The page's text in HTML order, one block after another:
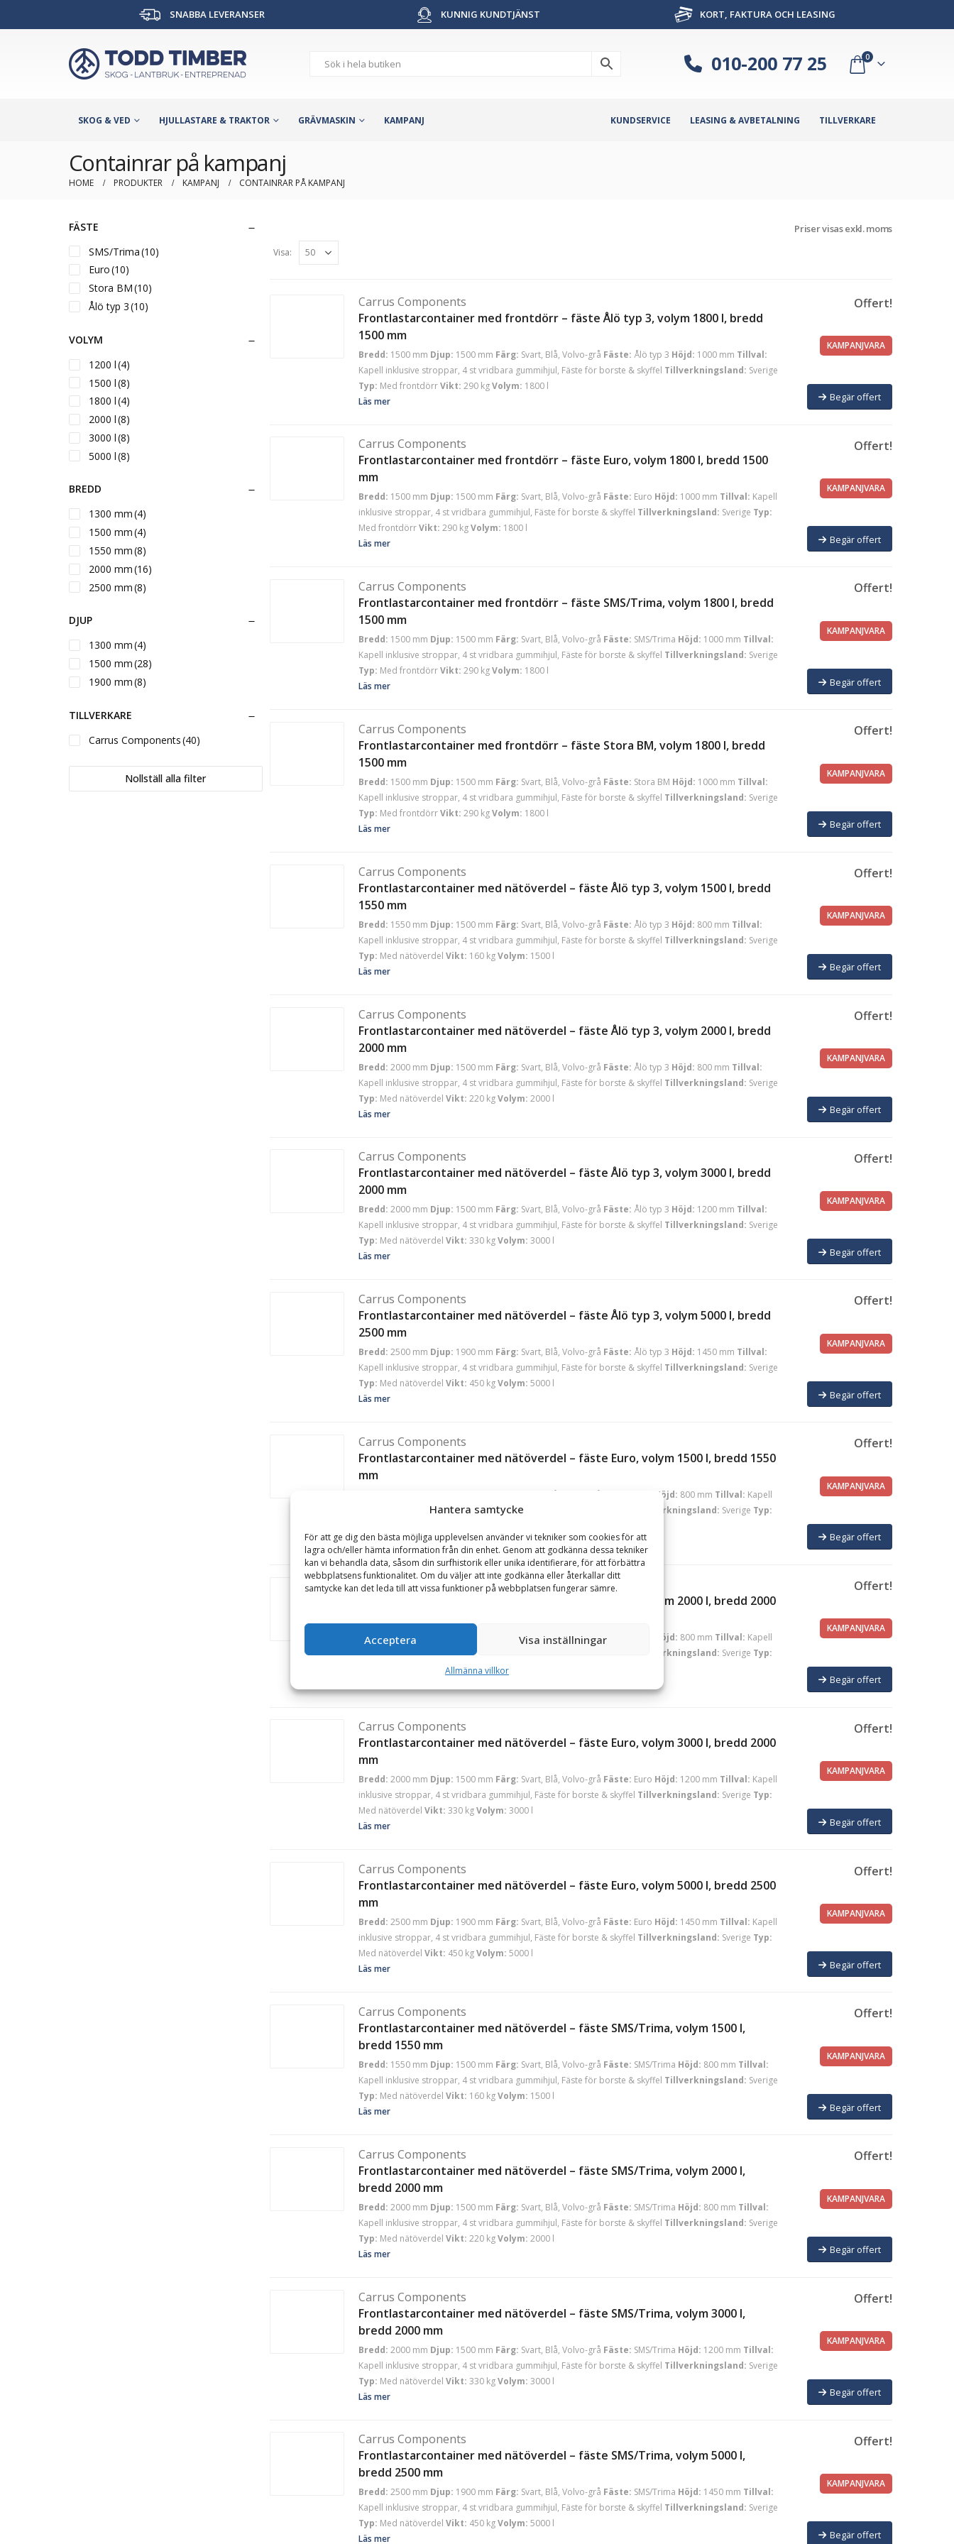
Hantera samtycke
För att ge dig den bästa möjliga upplevelsen använder vi tekniker som cookies för att
lagra och/eller hämta information från din enhet. Genom att godkänna dessa tekniker
kan vi behandla data, såsom din surfhistorik eller unika identifierare, för att förbättra
webbplatsens funktionalitet. Om du väljer att inte godkänna eller återkallar ditt
samtycke kan det leda till att vissa funktioner på webbplatsen fungerar sämre.
Acceptera Visa inställningar
Allmänna villkor
SNABBA LEVERANSER KUNNIG KUNDTJÄNST KORT, FAKTURA OCH LEASING
010-200 77 25 0
SKOG & VED HJULLASTARE & TRAKTOR GRÄVMASKIN KAMPANJ KUNDSERVICE LEASING & AVBETALNING TILLVERKARE
Containrar på kampanj
HOME PRODUKTER KAMPANJ CONTAINRAR PÅ KAMPANJ
FÄSTE
SMS/Trima(10)
Euro(10)
Stora BM(10)
Ålö typ 3(10)
VOLYM
1200 l(4)
1500 l(8)
1800 l(4)
2000 l(8)
3000 l(8)
5000 l(8)
BREDD
1300 mm(4)
1500 mm(4)
1550 mm(8)
2000 mm(16)
2500 mm(8)
DJUP
1300 mm(4)
1500 mm(28)
1900 mm(8)
TILLVERKARE
Carrus Components(40)
Nollställ alla filter
Priser visas exkl. moms
Visa:
Carrus Components
Frontlastarcontainer med frontdörr – fäste Ålö typ 3, volym 1800 l, bredd
1500 mm
Bredd: 1500 mm Djup: 1500 mm Färg: Svart, Blå, Volvo-grå Fäste: Ålö typ 3 Höjd: 1000 mm Tillval:
Kapell inklusive stroppar, 4 st vridbara gummihjul, Fäste för borste & skyffel Tillverkningsland: Sverige
Typ: Med frontdörrVikt: 290 kgVolym: 1800 l
Läs mer
Offert!
KAMPANJVARA
Begär offert
Carrus Components
Frontlastarcontainer med frontdörr – fäste Euro, volym 1800 l, bredd 1500
mm
Bredd: 1500 mm Djup: 1500 mm Färg: Svart, Blå, Volvo-grå Fäste: Euro Höjd: 1000 mm Tillval: Kapell
inklusive stroppar, 4 st vridbara gummihjul, Fäste för borste & skyffel Tillverkningsland: Sverige Typ:
Med frontdörrVikt: 290 kgVolym: 1800 l
Läs mer
Offert!
KAMPANJVARA
Begär offert
Carrus Components
Frontlastarcontainer med frontdörr – fäste SMS/Trima, volym 1800 l, bredd
1500 mm
Bredd: 1500 mm Djup: 1500 mm Färg: Svart, Blå, Volvo-grå Fäste: SMS/Trima Höjd: 1000 mm Tillval:
Kapell inklusive stroppar, 4 st vridbara gummihjul, Fäste för borste & skyffel Tillverkningsland: Sverige
Typ: Med frontdörrVikt: 290 kgVolym: 1800 l
Läs mer
Offert!
KAMPANJVARA
Begär offert
Carrus Components
Frontlastarcontainer med frontdörr – fäste Stora BM, volym 1800 l, bredd
1500 mm
Bredd: 1500 mm Djup: 1500 mm Färg: Svart, Blå, Volvo-grå Fäste: Stora BM Höjd: 1000 mm Tillval:
Kapell inklusive stroppar, 4 st vridbara gummihjul, Fäste för borste & skyffel Tillverkningsland: Sverige
Typ: Med frontdörrVikt: 290 kgVolym: 1800 l
Läs mer
Offert!
KAMPANJVARA
Begär offert
Carrus Components
Frontlastarcontainer med nätöverdel – fäste Ålö typ 3, volym 1500 l, bredd
1550 mm
Bredd: 1550 mm Djup: 1500 mm Färg: Svart, Blå, Volvo-grå Fäste: Ålö typ 3 Höjd: 800 mm Tillval:
Kapell inklusive stroppar, 4 st vridbara gummihjul, Fäste för borste & skyffel Tillverkningsland: Sverige
Typ: Med nätöverdel Vikt: 160 kgVolym: 1500 l
Läs mer
Offert!
KAMPANJVARA
Begär offert
Carrus Components
Frontlastarcontainer med nätöverdel – fäste Ålö typ 3, volym 2000 l, bredd
2000 mm
Bredd: 2000 mm Djup: 1500 mm Färg: Svart, Blå, Volvo-grå Fäste: Ålö typ 3 Höjd: 800 mm Tillval:
Kapell inklusive stroppar, 4 st vridbara gummihjul, Fäste för borste & skyffel Tillverkningsland: Sverige
Typ: Med nätöverdel Vikt: 220 kgVolym: 2000 l
Läs mer
Offert!
KAMPANJVARA
Begär offert
Carrus Components
Frontlastarcontainer med nätöverdel – fäste Ålö typ 3, volym 3000 l, bredd
2000 mm
Bredd: 2000 mm Djup: 1500 mm Färg: Svart, Blå, Volvo-grå Fäste: Ålö typ 3 Höjd: 1200 mm Tillval:
Kapell inklusive stroppar, 4 st vridbara gummihjul, Fäste för borste & skyffel Tillverkningsland: Sverige
Typ: Med nätöverdel Vikt: 330 kgVolym: 3000 l
Läs mer
Offert!
KAMPANJVARA
Begär offert
Carrus Components
Frontlastarcontainer med nätöverdel – fäste Ålö typ 3, volym 5000 l, bredd
2500 mm
Bredd: 2500 mm Djup: 1900 mm Färg: Svart, Blå, Volvo-grå Fäste: Ålö typ 3 Höjd: 1450 mm Tillval:
Kapell inklusive stroppar, 4 st vridbara gummihjul, Fäste för borste & skyffel Tillverkningsland: Sverige
Typ: Med nätöverdel Vikt: 450 kgVolym: 5000 l
Läs mer
Offert!
KAMPANJVARA
Begär offert
Carrus Components
Frontlastarcontainer med nätöverdel – fäste Euro, volym 1500 l, bredd 1550
mm
Svart, Blå, Volvo-grå Höjd: 800 mm Tillval: Kapell
inklusive stroppar, 4 st vridbara gummihjul, Fäste för borste & skyffel
Tillverkningsland: Sverige Typ:
Läs mer
Offert!
KAMPANJVARA
Begär offert
Carrus Components
Frontlastarcontainer med nätöverdel – fäste Euro, volym 2000 l, bredd 2000
Bredd:2000 mm Svart, Blå, Volvo-gråFäste: Höjd: 800 mm Tillval: Kapell
inklusive stroppar, 4 st vridbara gummihjul, Fäste för borste & skyffel
Tillverkningsland: Sverige Typ:
220 kgVolym:2000 l
Offert!
KAMPANJVARA
Begär offert
Carrus Components
Frontlastarcontainer med nätöverdel – fäste Euro, volym 3000 l, bredd 2000
mm
Bredd: 2000 mm Djup: 1500 mm Färg: Svart, Blå, Volvo-grå Fäste: Euro Höjd: 1200 mm Tillval: Kapell
inklusive stroppar, 4 st vridbara gummihjul, Fäste för borste & skyffel Tillverkningsland: Sverige Typ:
Med nätöverdel Vikt: 330 kgVolym: 3000 l
Läs mer
Offert!
KAMPANJVARA
Begär offert
Carrus Components
Frontlastarcontainer med nätöverdel – fäste Euro, volym 5000 l, bredd 2500
mm
Bredd: 2500 mm Djup: 1900 mm Färg: Svart, Blå, Volvo-grå Fäste: Euro Höjd: 1450 mm Tillval: Kapell
inklusive stroppar, 4 st vridbara gummihjul, Fäste för borste & skyffel Tillverkningsland: Sverige Typ:
Med nätöverdel Vikt: 450 kgVolym: 5000 l
Läs mer
Offert!
KAMPANJVARA
Begär offert
Carrus Components
Frontlastarcontainer med nätöverdel – fäste SMS/Trima, volym 1500 l,
bredd 1550 mm
Bredd: 1550 mm Djup: 1500 mm Färg: Svart, Blå, Volvo-grå Fäste: SMS/Trima Höjd: 800 mm Tillval:
Kapell inklusive stroppar, 4 st vridbara gummihjul, Fäste för borste & skyffel Tillverkningsland: Sverige
Typ: Med nätöverdel Vikt: 160 kgVolym: 1500 l
Läs mer
Offert!
KAMPANJVARA
Begär offert
Carrus Components
Frontlastarcontainer med nätöverdel – fäste SMS/Trima, volym 2000 l,
bredd 2000 mm
Bredd: 2000 mm Djup: 1500 mm Färg: Svart, Blå, Volvo-grå Fäste: SMS/Trima Höjd: 800 mm Tillval:
Kapell inklusive stroppar, 4 st vridbara gummihjul, Fäste för borste & skyffel Tillverkningsland: Sverige
Typ: Med nätöverdel Vikt: 220 kgVolym: 2000 l
Läs mer
Offert!
KAMPANJVARA
Begär offert
Carrus Components
Frontlastarcontainer med nätöverdel – fäste SMS/Trima, volym 3000 l,
bredd 2000 mm
Bredd: 2000 mm Djup: 1500 mm Färg: Svart, Blå, Volvo-grå Fäste: SMS/Trima Höjd: 1200 mm Tillval:
Kapell inklusive stroppar, 4 st vridbara gummihjul, Fäste för borste & skyffel Tillverkningsland: Sverige
Typ: Med nätöverdel Vikt: 330 kgVolym: 3000 l
Läs mer
Offert!
KAMPANJVARA
Begär offert
Carrus Components
Frontlastarcontainer med nätöverdel – fäste SMS/Trima, volym 5000 l,
bredd 2500 mm
Bredd: 2500 mm Djup: 1900 mm Färg: Svart, Blå, Volvo-grå Fäste: SMS/Trima Höjd: 1450 mm Tillval:
Kapell inklusive stroppar, 4 st vridbara gummihjul, Fäste för borste & skyffel Tillverkningsland: Sverige
Typ: Med nätöverdel Vikt: 450 kgVolym: 5000 l
Läs mer
Offert!
KAMPANJVARA
Begär offert